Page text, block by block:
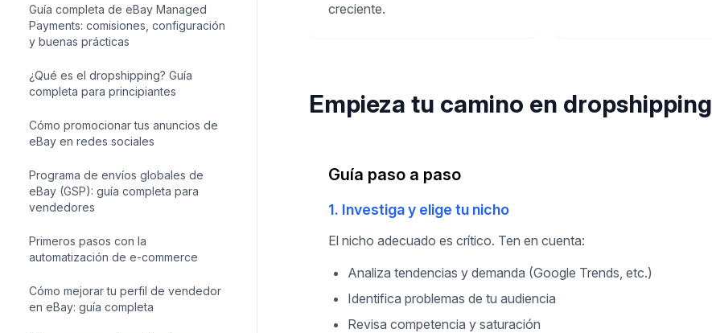
Guía completa de eBay Managed
Payments: comisiones, configuración
y buenas prácticas
¿Qué es el dropshipping? Guía
completa para principiantes
Cómo promocionar tus anuncios de
eBay en redes sociales
Programa de envíos globales de
eBay (GSP): guía completa para
vendedores
Primeros pasos con la
automatización de e-commerce
Cómo mejorar tu perfil de vendedor
en eBay: guía completa
creciente.
Empieza tu camino en dropshipping
Guía paso a paso
1. Investiga y elige tu nicho
El nicho adecuado es crítico. Ten en cuenta:
Analiza tendencias y demanda (Google Trends, etc.)
Identifica problemas de tu audiencia
Revisa competencia y saturación